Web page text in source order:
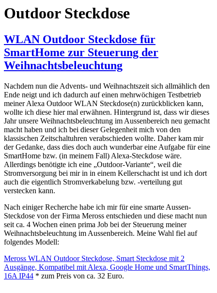
Outdoor Steckdose
WLAN Outdoor Steckdose für
SmartHome zur Steuerung der
Weihnachtsbeleuchtung
Nachdem nun die Advents- und Weihnachtszeit sich allmählich den
Ende neigt und ich dadurch auf einen mehrwöchigen Testbetrieb
meiner Alexa Outdoor WLAN Steckdose(n) zurückblicken kann,
wollte ich diese hier mal erwähnen. Hintergrund ist, dass wir dieses
Jahr unsere Weihnachtsbeleuchtung im Aussenbereich neu gemacht
macht haben und ich bei dieser Gelegenheit mich von den
klassischen Zeitschaltuhren verabschieden wollte. Daher kam mir
der Gedanke, dass dies doch auch wunderbar eine Aufgabe für eine
SmartHome bzw. (in meinem Fall) Alexa-Steckdose wäre.
Allerdings benötigte ich eine „Outdoor-Variante“, weil die
Stromversorgung bei mir in in einem Kellerschacht ist und ich dort
auch die eigentlich Stromverkabelung bzw. -verteilung gut
verstecken kann.
Nach einiger Recherche habe ich mir für eine smarte Aussen-
Steckdose von der Firma Meross entschieden und diese macht nun
seit ca. 4 Wochen einen prima Job bei der Steuerung meiner
Weihnachtsbeleuchtung im Aussenbereich. Meine Wahl fiel auf
folgendes Modell:
Meross WLAN Outdoor Steckdose, Smart Steckdose mit 2
Ausgänge, Kompatibel mit Alexa, Google Home und SmartThings,
16A IP44 * zum Preis von ca. 32 Euro.